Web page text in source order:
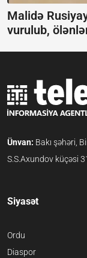
Malidə
vurulub,
Ünvan: Bakı şəhəri,
S.S.Axundov küçəsi
Siyasət
Ordu
Diaspor